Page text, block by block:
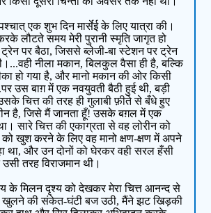
एक शुभ दिन मार्सेई के लिए यात्रा की।
लौटते समय मेरी पुरानी स्मृति जागृत हो
ट्रेन पर बैठा, जिससे ब्लेजी-बा स्टेशन पर ट्रेन
नीला मकान, बिलकुल वैसा ही है, बल्कि
हो गया है, और मानो मकान की ओर किसी
उस बाग़ में एक नवयुवती बैठी हुई थी, बड़ी
चित्त की तरह ही गुलाबी फ़ीते से बँधे हुए
है, जिसे मैं जानता हूँ! उसके बग़ल में एक
सारे चित्त की एकाग्रता से वह लोरीन को
को खुश करने के लिए वह मानो क्षण-क्षण में अपने
था, और उन दोनों को घेरकर वही सरल हँसी
तरह विराजमान थी।
के मिलन दृश्य को देखकर मेरा चित्त आनन्द से
खुलने की संकेत-घंटी बज उठी, मैंने झट खिड़की